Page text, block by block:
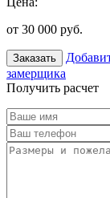
от 30 000 руб.
Заказать
замерщика
Получить расчет